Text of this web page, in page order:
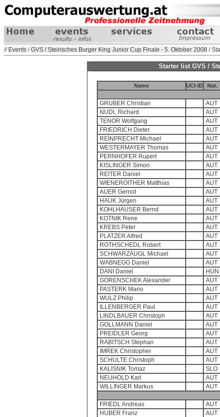
// Events /GVS / Steirisches Burger King Junior Cup Finale - 5. Oktober 2008 /
Starter list GVS /
Name UCI-ID
Nat.
GRUBER Christian
AUT
NUDL Richard
AUT
TENOR Wolfgang
AUT
FRIEDRICH Dieter
AUT
REINPRECHT Michael
AUT
WESTERMAYER Thomas
AUT
PERNHOFER Rupert
AUT
KISLINGER Simon
AUT
REITER Daniel
AUT
WIENEROITHER Matthias
AUT
AUER Gernot
AUT
HAUK Jürgen
AUT
KOHLHAUSER Bernd
AUT
KOTNIK Rene
AUT
KREBS Peter
AUT
PLATZER Alfred
AUT
ROTHSCHEDL Robert
AUT
SCHWARZÄUGL Michael
AUT
WABNEGG Daniel
AUT
DANI Daniel
HUN
GORENSCHEK Alexander
AUT
PASTERK Mario
AUT
WULZ Philip
AUT
ILLENBERGER Paul
AUT
LINDLBAUER Christoph
AUT
GOLLMANN Daniel
AUT
PREIDLER Georg
AUT
RABITSCH Stephan
AUT
IMREK Christopher
AUT
SCHULTE Christoph
AUT
KALISNIK Tomaz
SLO
NEUHOLD Karl
AUT
WILLINGER Markus
AUT
FRIEDL Andreas
AUT
HUBER Franz
AUT